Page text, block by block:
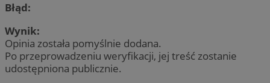
Błąd:
Wynik:
Opinia została pomyślnie dodana.
Po przeprowadzeniu weryfikacji, jej treść zostanie
udostępniona publicznie.